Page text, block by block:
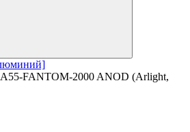
FANTOM-2000 ANOD (Arlight,